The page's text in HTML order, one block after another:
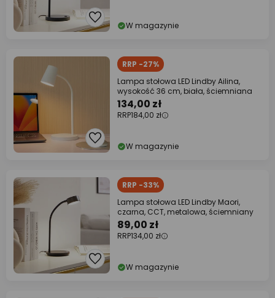
W magazynie
RRP -27%
Lampa stołowa LED Lindby Ailina,
wysokość 36 cm, biała, ściemniana
134,00 zł
RRP184,00 zł
W magazynie
RRP -33%
Lampa stołowa LED Lindby Maori,
czarna, CCT, metalowa, ściemniany
89,00 zł
RRP134,00 zł
W magazynie